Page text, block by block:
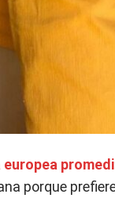
europea
porque